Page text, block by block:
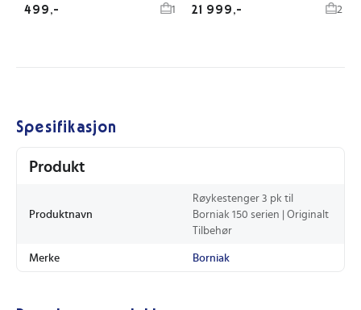
499,- 1 21 999,- 2
Spesifikasjon
Produkt
Produktnavn
Røykestenger 3 pk til
Borniak 150 serien | Originalt
Tilbehør
Merke Borniak